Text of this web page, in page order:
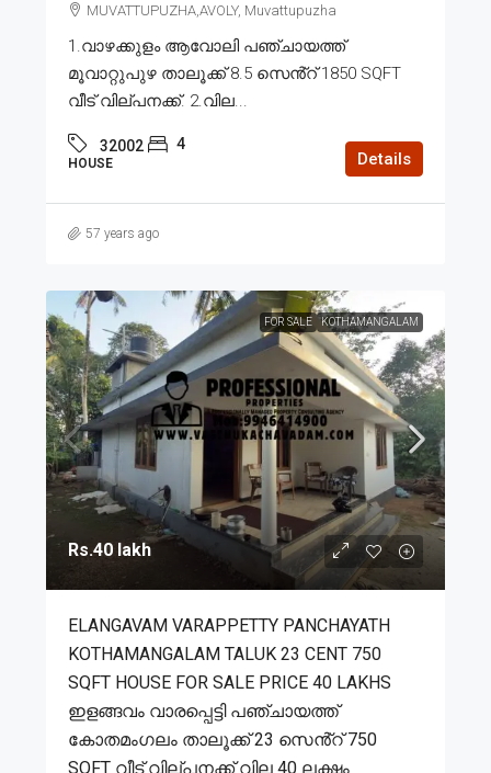
MUVATTUPUZHA,AVOLY, Muvattupuzha
1.വാഴക്കുളം ആവോലി പഞ്ചായത്ത്
മൂവാറ്റുപുഴ താലൂക്ക് 8.5 സെൻ്റ് 1850 SQFT
വീട് വില്പനക്ക്. 2.വില...
32002 4
HOUSE Details
57 years ago
FOR SALE KOTHAMANGALAM
Rs.40 lakh
ELANGAVAM VARAPPETTY PANCHAYATH
KOTHAMANGALAM TALUK 23 CENT 750
SQFT HOUSE FOR SALE PRICE 40 LAKHS
ഇളങ്ങവം വാരപ്പെട്ടി പഞ്ചായത്ത്
കോതമംഗലം താലൂക്ക് 23 സെൻ്റ് 750
SQFT വീട് വില്പനക്ക് വില 40 ലക്ഷം